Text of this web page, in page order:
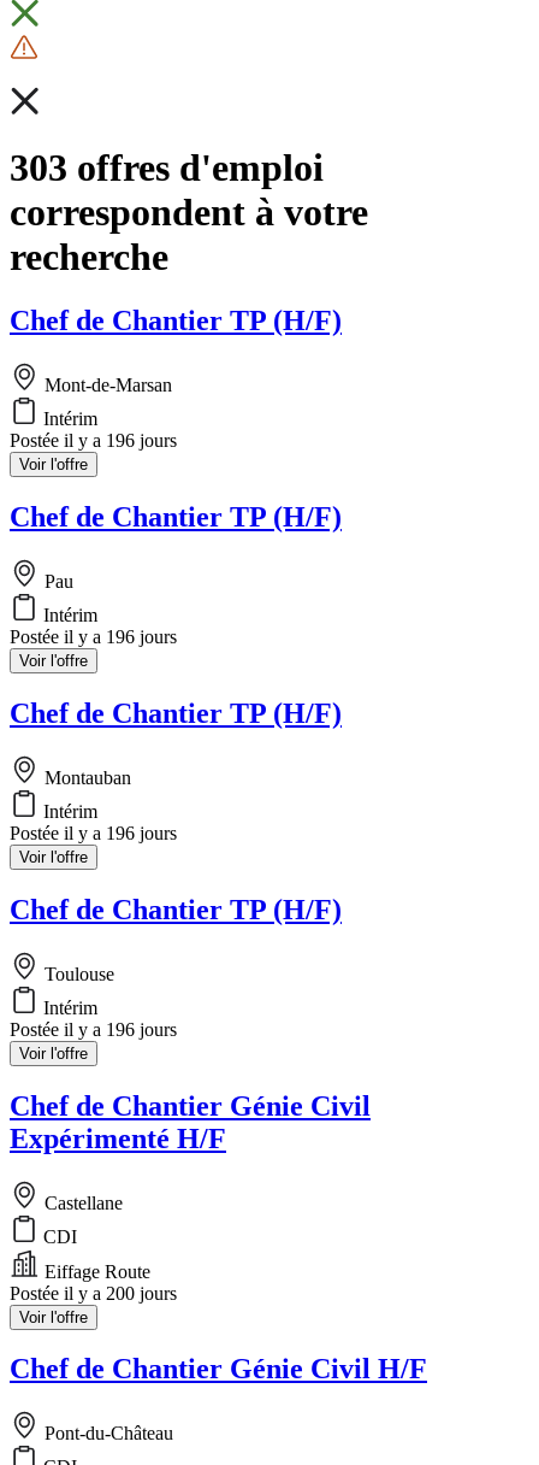
303 offres d'emploi
correspondent à votre
recherche
Chef de Chantier TP (H/F)
Mont-de-Marsan
Intérim
Postée il y a 196 jours
Voir l'offre
Chef de Chantier TP (H/F)
Pau
Intérim
Postée il y a 196 jours
Voir l'offre
Chef de Chantier TP (H/F)
Montauban
Intérim
Postée il y a 196 jours
Voir l'offre
Chef de Chantier TP (H/F)
Toulouse
Intérim
Postée il y a 196 jours
Voir l'offre
Chef de Chantier Génie Civil
Expérimenté H/F
Castellane
CDI
Eiffage Route
Postée il y a 200 jours
Voir l'offre
Chef de Chantier Génie Civil H/F
Pont-du-Château